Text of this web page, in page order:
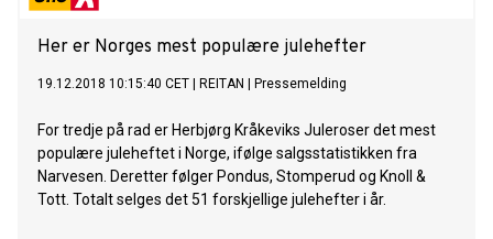
liner notes og praktfulle innpakninger. I august kulmineres
alt med en ny boks og en stor jubileumskonsert i Operaen.
Allerede 11. januar markeres det store Bjørnstad-året med
en ny-utgivelse av «Rainbow Sessions», som tidligere kun er
hyllest til det verdenskjente studioet og Steinway-flygelet.
Da studioeier og lyd-guru Jan Erik Kongshaug i 2004 skulle
flytte studioet fra Christies gate til Sandakerveien, kom
ideen om å være den siste til å spille inn i det gamle studioet,
Her er Norges mest populære julehefter
19.12.2018 10:15:40 CET REITAN Pressemelding
For tredje på rad er Herbjørg Kråkeviks Juleroser det mest
populære juleheftet i Norge, ifølge salgsstatistikken fra
Narvesen. Deretter følger Pondus, Stomperud og Knoll &
Tott. Totalt selges det 51 forskjellige julehefter i år.